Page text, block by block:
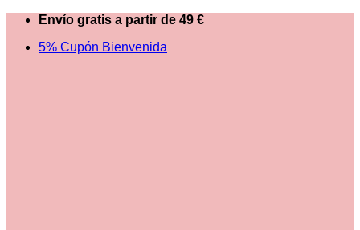
Saltar
contenido
Envío gratis a partir de 49 €
5% Cupón Bienvenida